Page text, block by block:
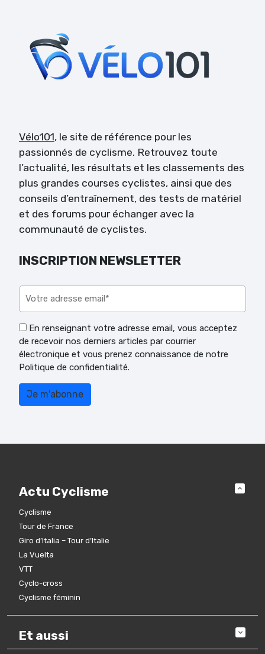
Vélo101, le site de référence pour les
passionnés de cyclisme. Retrouvez toute
l’actualité, les résultats et les classements des
plus grandes courses cyclistes, ainsi que des
conseils d’entraînement, des tests de matériel
et des forums pour échanger avec la
communauté de cyclistes.
INSCRIPTION NEWSLETTER
En renseignant votre adresse email, vous acceptez
de recevoir nos derniers articles par courrier
électronique et vous prenez connaissance de notre
Politique de confidentialité.
Actu Cyclisme
Cyclisme
Tour de France
Giro d’Italia – Tour d’Italie
La Vuelta
VTT
Cyclo-cross
Cyclisme féminin
Et aussi